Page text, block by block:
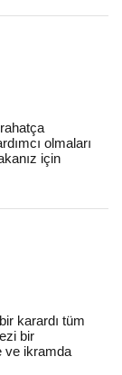
olmaları
için
karardı tüm
bir
ve ikramda